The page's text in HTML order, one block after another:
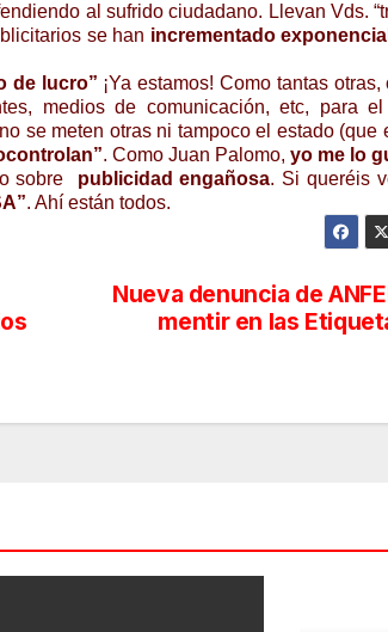
al sufrido ciudadano. Llevan Vds.
se han incrementado
de lucro” ¡Ya estamos! Como tantas
medios de comunicación, etc, para el
se meten otras ni tampoco el estado
. Como Juan Palomo, yo me lo
sobre publicidad engañosa. Si queréis
. Ahí están todos.
Nueva denuncia de
mentir en las